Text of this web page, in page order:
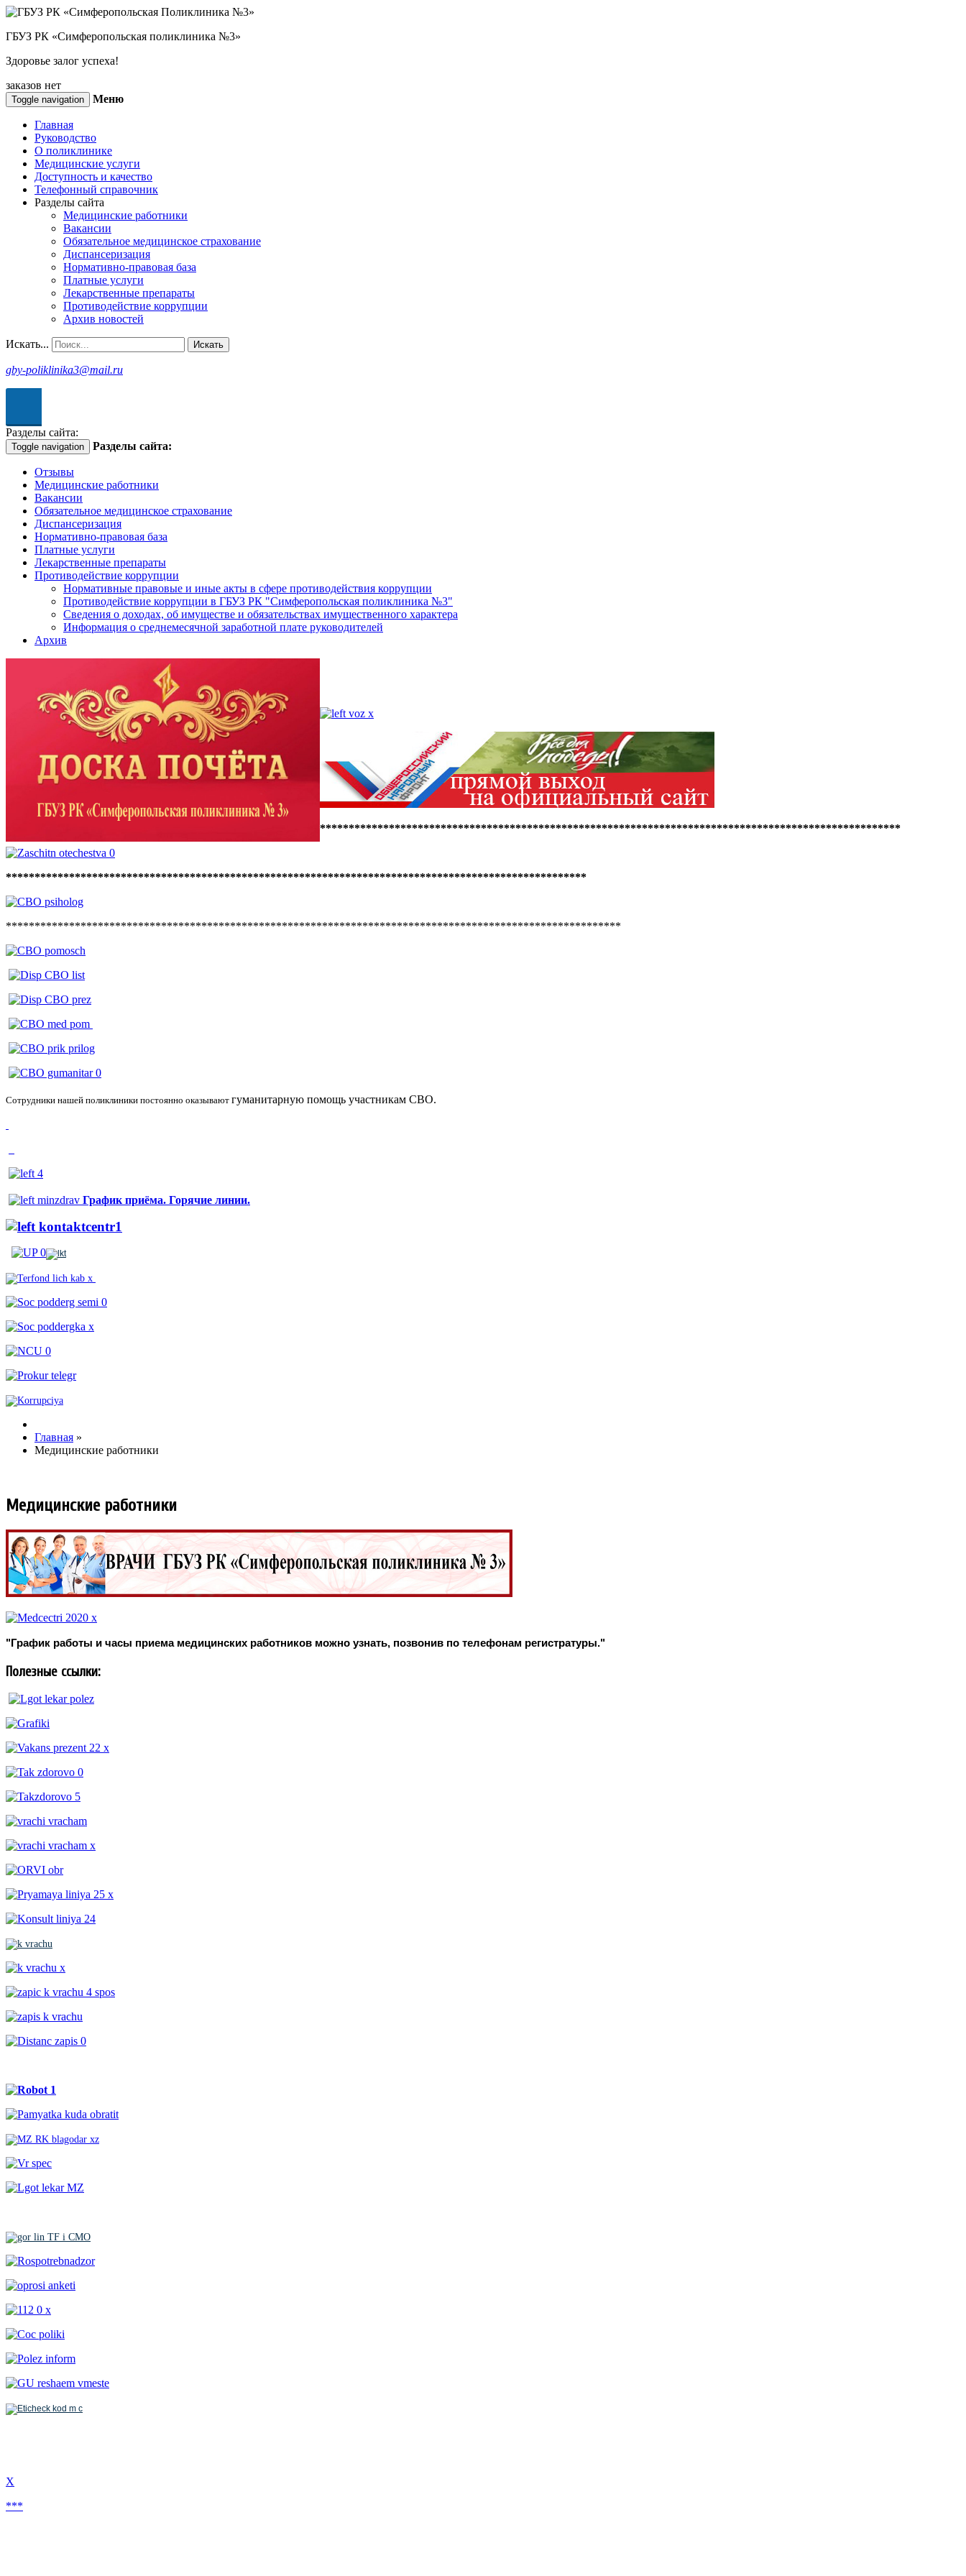
ГБУЗ РК «Симферопольская поликлиника №3»
Здоровье залог успеха!
заказов нет
Toggle navigation Меню
Главная
Руководство
О поликлинике
Медицинские услуги
Доступность и качество
Телефонный справочник
Разделы сайта
Медицинские работники
Вакансии
Обязательное медицинское страхование
Диспансеризация
Нормативно-правовая база
Платные услуги
Лекарственные препараты
Противодействие коррупции
Архив новостей
Искать... Искать
gby-poliklinika3@mail.ru
Разделы сайта:
Toggle navigation Разделы сайта:
Отзывы
Медицинские работники
Вакансии
Обязательное медицинское страхование
Диспансеризация
Нормативно-правовая база
Платные услуги
Лекарственные препараты
Противодействие коррупции
Нормативные правовые и иные акты в сфере противодействия коррупции
Противодействие коррупции в ГБУЗ РК "Симферопольская поликлиника №3"
Сведения о доходах, об имуществе и обязательствах имущественного характера
Информация о среднемесячной заработной плате руководителей
Архив
*****************************************************************************************************
*****************************************************************************************************
***********************************************************************************************************
Сотрудники нашей поликлиники постоянно оказывают гуманитарную помощь участникам СВО.
График приёма. Горячие линии.
Главная »
Медицинские работники
Медицинские работники
"График работы и часы приема медицинских работников можно узнать, позвонив по телефонам регистратуры."
Полезные ссылки:
Х
***